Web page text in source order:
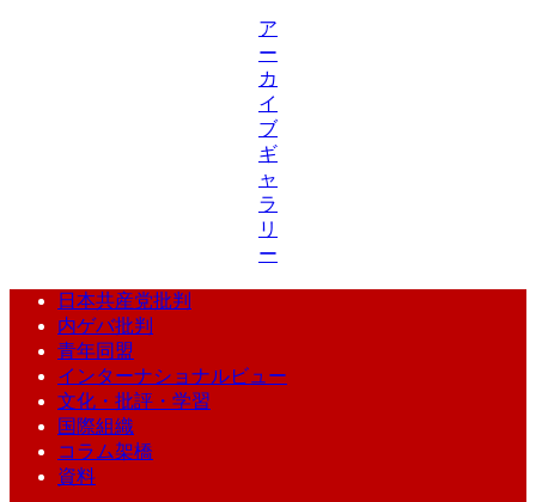
ア
ー
カ
イ
ブ
ギ
ャ
ラ
リ
ー
日本共産党批判
内ゲバ批判
青年同盟
インターナショナルビュー
文化・批評・学習
国際組織
コラム架橋
資料